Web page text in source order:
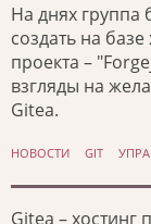
На днях
создать на
проекта –
взгляды на
Gitea.
НОВОСТИ GIT
Gitea –